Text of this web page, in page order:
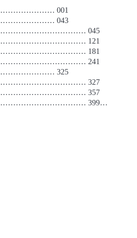
幻、奇幻等不同风格。其中“矢吹
其相当有代表性的作品。而该系列
也是笠井洁写作的起点，由于创作
黎，该系列的风格非常独特，故事
全文的哲学理论也是西方体系，这
中几乎绝无仅有。
使》（1979年）初次登场，2002
斯症候群》与这部《哲学家的密
“矢吹驱系列”作品数量虽少，创作
撑着这一持续过程的正是每部作品
格”这一扎根于推理史的可靠类别形
读此书，读者可以对“推理”产生新
会刷新，眼中的推理小说领域将会
室谋杀案；海德格尔和列维纳斯的哲
仿佛是其思想的断裂，就像缺失了
001
043
………………………………… 045
………………………………… 121
………………………………… 181
………………………………… 241
………………… 325
………………………………… 327
………………………………… 357
………………………………… 399